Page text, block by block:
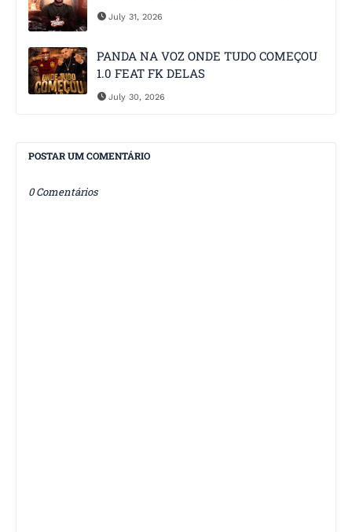
July 31, 2026
PANDA NA VOZ ONDE TUDO COMEÇOU
1.0 FEAT FK DELAS
July 30, 2026
POSTAR UM COMENTÁRIO
0 Comentários